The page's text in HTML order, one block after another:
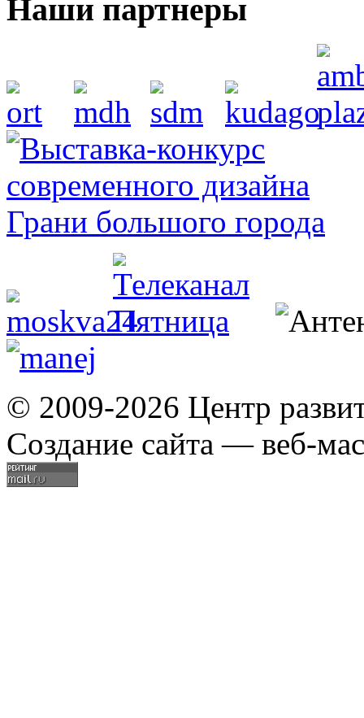
Наши партнеры
© 2009-2026 Центр
Создание сайта — веб-